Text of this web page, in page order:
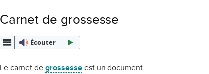
Carnet de grossesse
Écouter
Le carnet de grossesse est un document